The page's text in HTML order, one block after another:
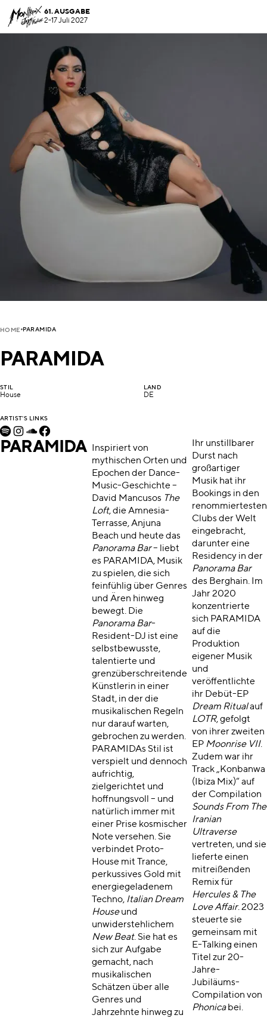
61. AUSGABE
2-17 Juli 2027
HOME PARAMIDA
PARAMIDA
STIL
House
LAND
DE
ARTIST'S LINKS
PARAMIDA
Inspiriert von
mythischen Orten und
Epochen der Dance-
Music-Geschichte –
David Mancusos The
Loft, die Amnesia-
Terrasse, Anjuna
Beach und heute das
Panorama Bar– liebt
es PARAMIDA, Musik
zu spielen, die sich
feinfühlig über Genres
und Ären hinweg
bewegt. Die
Panorama Bar-
Resident-DJ ist eine
selbstbewusste,
talentierte und
grenzüberschreitende
Künstlerin in einer
Stadt, in der die
musikalischen Regeln
nur darauf warten,
gebrochen zu werden.
PARAMIDAs Stil ist
verspielt und dennoch
aufrichtig,
zielgerichtet und
hoffnungsvoll – und
natürlich immer mit
einer Prise kosmischer
Note versehen. Sie
verbindet Proto-
House mit Trance,
perkussives Gold mit
energiegeladenem
Techno, Italian Dream
Houseund
unwiderstehlichem
New Beat. Sie hat es
sich zur Aufgabe
gemacht, nach
musikalischen
Schätzen über alle
Genres und
Jahrzehnte hinweg zu
Ihr unstillbarer
Durst nach
großartiger
Musik hat ihr
Bookings in den
renommiertesten
Clubs der Welt
eingebracht,
darunter eine
Residency in der
Panorama Bar
des Berghain. Im
Jahr 2020
konzentrierte
sich PARAMIDA
auf die
Produktion
eigener Musik
und
veröffentlichte
ihr Debüt-EP
Dream Ritualauf
LOTR, gefolgt
von ihrer zweiten
EP Moonrise VII.
Zudem war ihr
Track „Konbanwa
(Ibiza Mix)“ auf
der Compilation
Sounds From The
Iranian
Ultraverse
vertreten, und sie
lieferte einen
mitreißenden
Remix für
Hercules & The
Love Affair. 2023
steuerte sie
gemeinsam mit
E-Talking einen
Titel zur 20-
Jahre-
Jubiläums-
Compilation von
Phonicabei.